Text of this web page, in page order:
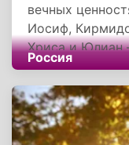
вечных
Иосиф,
Хриса и Юлиан
становится
святостью,
Божиих.
Россия